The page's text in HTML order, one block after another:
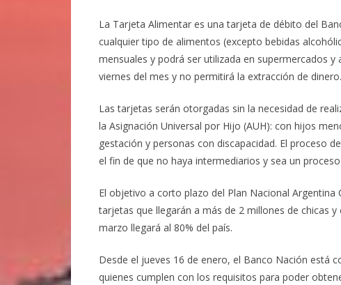
La Tarjeta Alimentar es una tarjeta de débito del
cualquier tipo de alimentos (excepto bebidas
mensuales y podrá ser utilizada en supermercados
viernes del mes y no permitirá la extracción de dinero.
Las tarjetas serán otorgadas sin la necesidad de
la Asignación Universal por Hijo (AUH): con hijos
gestación y personas con discapacidad. El proceso
el fin de que no haya intermediarios y sea un
El objetivo a corto plazo del Plan Nacional
tarjetas que llegarán a más de 2 millones de chicas
marzo llegará al 80% del país.
Desde el jueves 16 de enero, el Banco Nación está
quienes cumplen con los requisitos para poder